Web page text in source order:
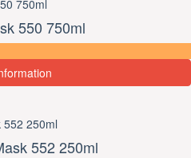
550 750ml
552 250ml